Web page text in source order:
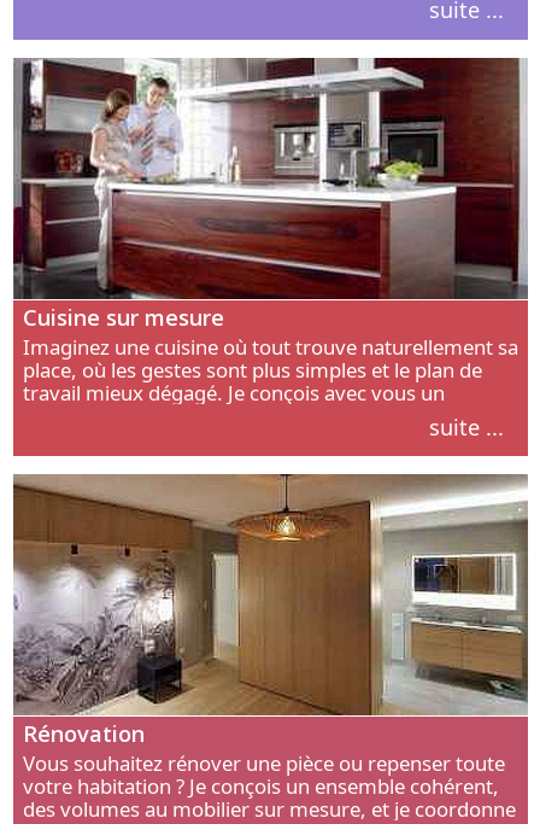
suite ...
Cuisine sur mesure
Imaginez une cuisine où tout trouve naturellement sa
place, où les gestes sont plus simples et le plan de
travail mieux dégagé. Je conçois avec vous un
aménagement adapté à votre manière de cuisiner, de
suite ...
Rénovation
Vous souhaitez rénover une pièce ou repenser toute
votre habitation ? Je conçois un ensemble cohérent,
des volumes au mobilier sur mesure, et je coordonne